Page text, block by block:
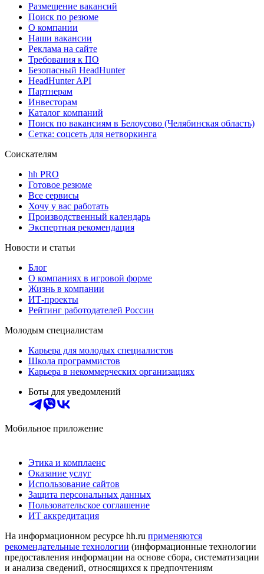
Размещение вакансий
Поиск по резюме
О компании
Наши вакансии
Реклама на сайте
Требования к ПО
Безопасный HeadHunter
HeadHunter API
Партнерам
Инвесторам
Каталог компаний
Поиск по вакансиям в Белоусово (Челябинская область)
Сетка: соцсеть для нетворкинга
Соискателям
hh PRO
Готовое резюме
Все сервисы
Хочу у вас работать
Производственный календарь
Экспертная рекомендация
Новости и статьи
Блог
О компаниях в игровой форме
Жизнь в компании
ИТ-проекты
Рейтинг работодателей России
Молодым специалистам
Карьера для молодых специалистов
Школа программистов
Карьера в некоммерческих организациях
Боты для уведомлений
Мобильное приложение
Этика и комплаенс
Оказание услуг
Использование сайтов
Защита персональных данных
Пользовательское соглашение
ИТ аккредитация
На информационном ресурсе hh.ru применяются
рекомендательные технологии (информационные технологии
предоставления информации на основе сбора, систематизации
и анализа сведений, относящихся к предпочтениям